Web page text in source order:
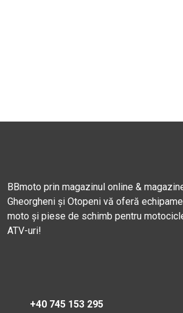
BBmoto prin magazinul online &
Gheorgheni și Otopeni vă oferă
moto și piese de schimb pentru
ATV-uri!
+40 745 153 295